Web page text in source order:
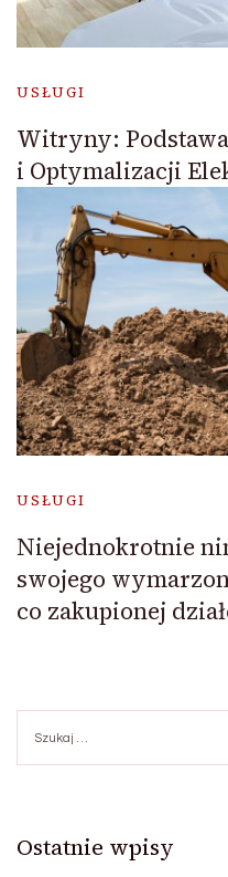
USŁUGI
Witryny:
i Optymalizacji
USŁUGI
Niejednokrotnie
swojego
co zakupionej
Ostatnie wpisy